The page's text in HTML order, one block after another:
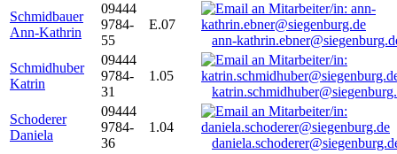
Schmidbauer
Ann-Kathrin
09444
9784-
55
E.07
ann-
Schmidhuber
Katrin
09444
9784-
31
1.05
Schoderer
Daniela
09444
9784-
36
1.04